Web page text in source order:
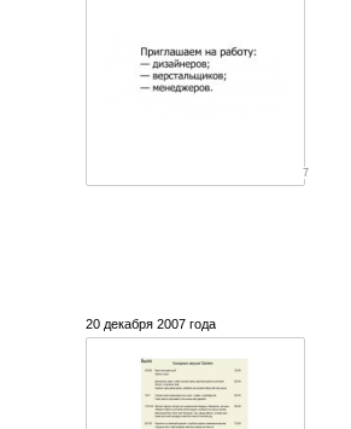
7
20 декабря 2007 года